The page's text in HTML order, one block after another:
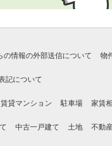
の情報の外部送信について 物
記について
賃貸マンション 駐車場 家賃
中古一戸建て 土地 不動